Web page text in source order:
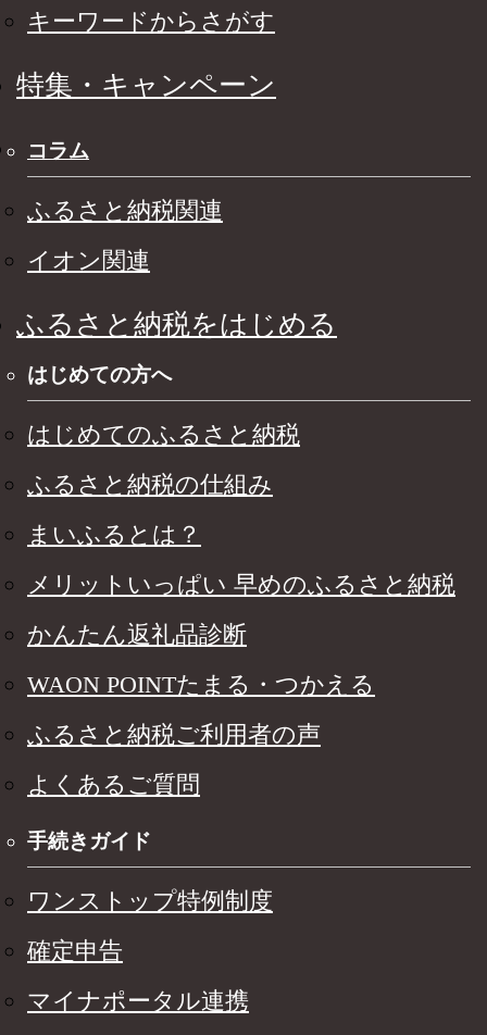
キーワードからさがす
特集・キャンペーン
コラム
ふるさと納税関連
イオン関連
ふるさと納税をはじめる
はじめての方へ
はじめてのふるさと納税
ふるさと納税の仕組み
まいふるとは？
メリットいっぱい 早めのふるさと納税
かんたん返礼品診断
WAON POINTたまる・つかえる
ふるさと納税ご利用者の声
よくあるご質問
手続きガイド
ワンストップ特例制度
確定申告
マイナポータル連携